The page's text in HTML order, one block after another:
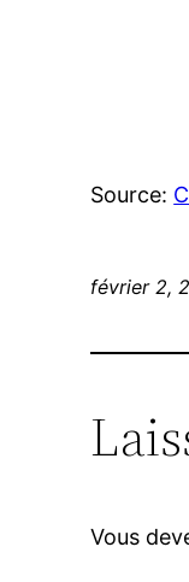
Source:
février 2,
Vous